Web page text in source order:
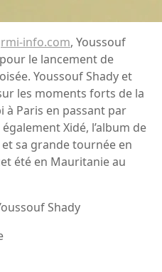
rmi-info.com, Youssouf
le lancement de
Youssouf Shady et
les moments forts de la
à Paris en passant par
Xidé, l’album de
sa grande tournée en
été en Mauritanie au
Shady